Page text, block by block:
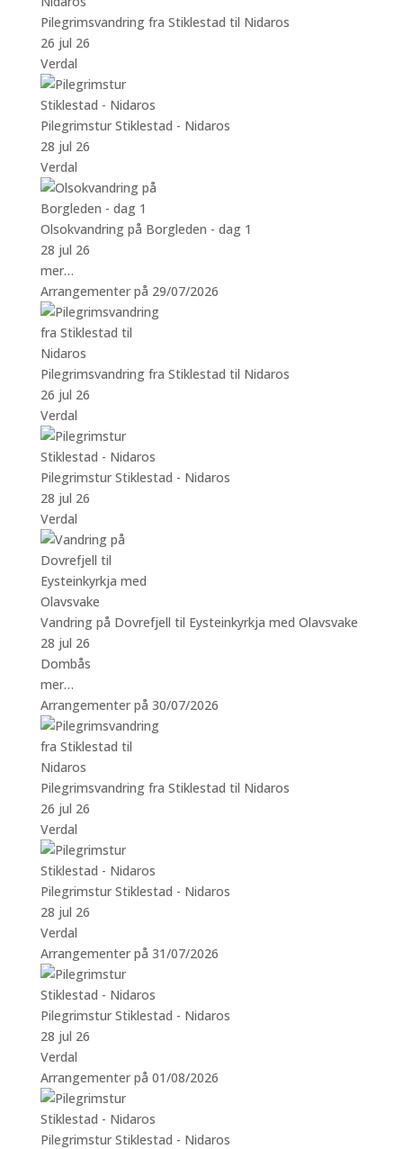
Pilegrimsvandring fra Stiklestad til Nidaros
26 jul 26
Verdal
Pilegrimstur Stiklestad - Nidaros
28 jul 26
Verdal
Olsokvandring på Borgleden - dag 1
28 jul 26
mer…
Arrangementer på 29/07/2026
Pilegrimsvandring fra Stiklestad til Nidaros
26 jul 26
Verdal
Pilegrimstur Stiklestad - Nidaros
28 jul 26
Verdal
Vandring på Dovrefjell til Eysteinkyrkja med Olavsvake
28 jul 26
Dombås
mer…
Arrangementer på 30/07/2026
Pilegrimsvandring fra Stiklestad til Nidaros
26 jul 26
Verdal
Pilegrimstur Stiklestad - Nidaros
28 jul 26
Verdal
Arrangementer på 31/07/2026
Pilegrimstur Stiklestad - Nidaros
28 jul 26
Verdal
Arrangementer på 01/08/2026
Pilegrimstur Stiklestad - Nidaros